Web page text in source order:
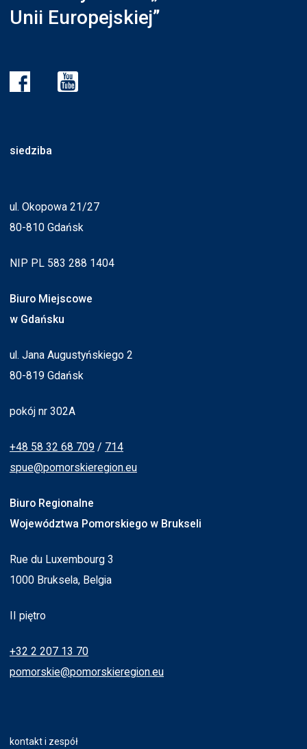
Unii Europejskiej”
siedziba
ul. Okopowa 21/27
80-810 Gdańsk
NIP PL 583 288 1404
Biuro Miejscowe
w Gdańsku
ul. Jana Augustyńskiego 2
80-819 Gdańsk
pokój nr 302A
+48 58 32 68 709 / 714
spue@pomorskieregion.eu
Biuro Regionalne
Województwa Pomorskiego w Brukseli
Rue du Luxembourg 3
1000 Bruksela, Belgia
II piętro
+32 2 207 13 70
pomorskie@pomorskieregion.eu
kontakt i zespół